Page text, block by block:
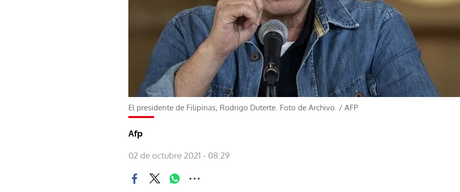
El presidente de Filipinas, Rodrigo Duterte. Foto de Archivo. / AFP
Afp
02 de octubre 2021 - 08:29